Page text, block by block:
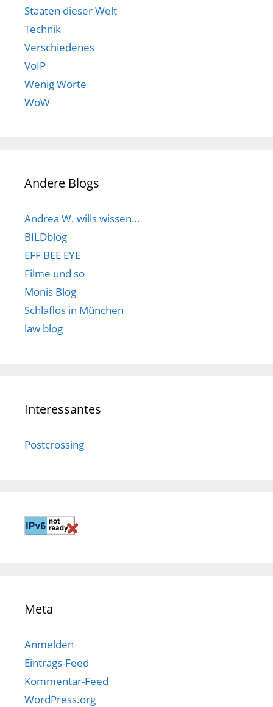
Staaten dieser Welt
Technik
Verschiedenes
VoIP
Wenig Worte
WoW
Andere Blogs
Andrea W. wills wissen…
BILDblog
EFF BEE EYE
Filme und so
Monis Blog
Schlaflos in München
law blog
Interessantes
Postcrossing
Meta
Anmelden
Eintrags-Feed
Kommentar-Feed
WordPress.org